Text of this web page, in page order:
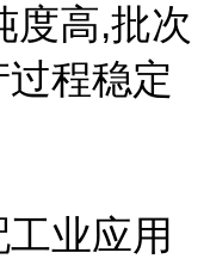
度高,批次
程稳定
业应用